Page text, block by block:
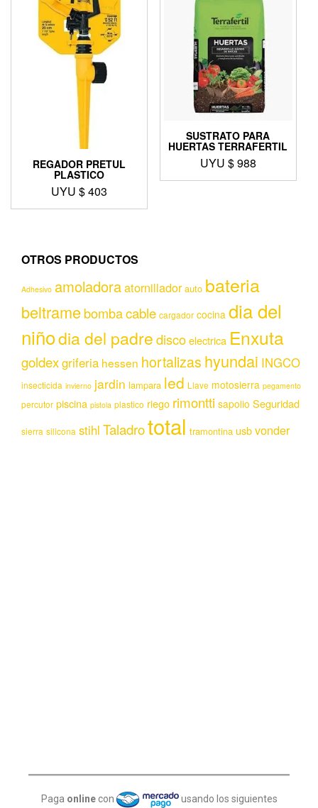
REGADOR PRETUL
PLASTICO
UYU $403
SUSTRATO PARA
HUERTAS TERRAFERTIL
UYU $988
OTROS PRODUCTOS
Adhesivo amoladoraatornillador auto bateria
beltramebombacable cargador cocina dia del
niñodia del padrediscoelectrica Enxuta
goldexgriferia hessen hortalizas hyundai INGCO
insecticida invierno jardin lampara led Llave motosierra pegamento
percutor piscina pistola plastico riego rimontti sapolio Seguridad
sierra silicona stihl Taladrototal tramontina usbvonder
Paga online con
usando los siguientes